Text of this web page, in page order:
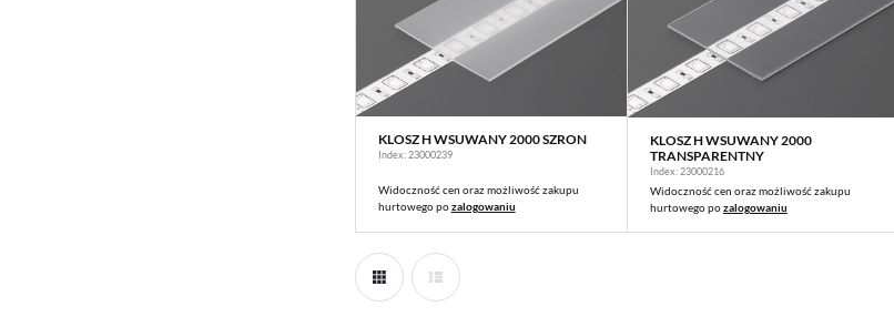
WIĘCEJ
KLOSZ H WSUWANY 2000 SZRON
Index: 23000239
Widoczność cen oraz możliwość zakupu
hurtowego pozalogowaniu
WIĘCEJ
KLOSZ H WSUWANY 2000
TRANSPARENTNY
Index: 23000216
Widoczność cen oraz możliwość zakupu
hurtowego pozalogowaniu